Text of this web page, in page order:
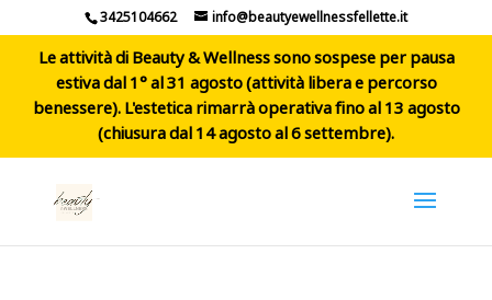
3425104662 info@beautyewellnessfellette.it
Le attività di Beauty & Wellness sono sospese per pausa
estiva dal 1° al 31 agosto (attività libera e percorso
benessere). L'estetica rimarrà operativa fino al 13 agosto
(chiusura dal 14 agosto al 6 settembre).